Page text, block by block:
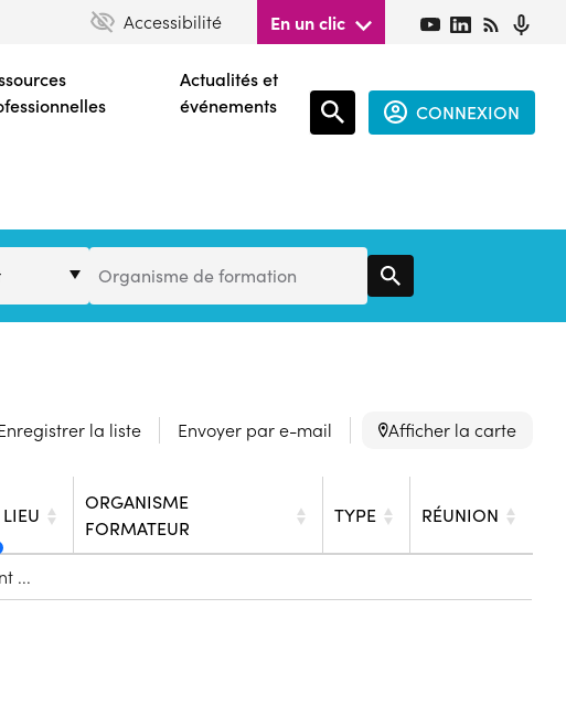
Accessibilité En un clic
Actualités et
événements
CONNEXION
de
Organisme de formation
la liste Envoyer par e-mail Afficher la carte
LIEU
ORGANISME
FORMATEUR
TYPE RÉUNION
...